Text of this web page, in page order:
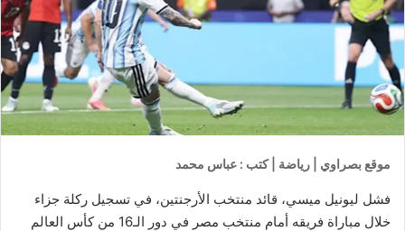
موقع بصراوي | رياضة | كتب : عباس محمد
فشل ليونيل ميسي، قائد منتخب الأرجنتين، في تسجيل ركلة جزاء
خلال مباراة فريقه أمام منتخب مصر في دور الـ16 من كأس العالم